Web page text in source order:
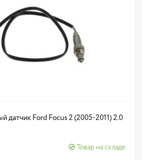
датчик Ford Focus 2 (2005-2011) 2.0
Товар на складе